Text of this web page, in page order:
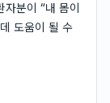
분이 “내 몸이
도움이 될 수